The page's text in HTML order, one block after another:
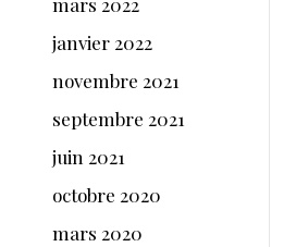
janvier 2022
novembre 2021
septembre 2021
juin 2021
octobre 2020
mars 2020